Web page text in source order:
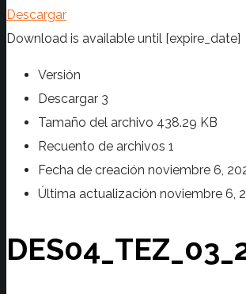
Descargar
Download is available until [expire_date]
Versión
Descargar 3
Tamaño del archivo 438.29 KB
Recuento de archivos 1
Fecha de creación noviembre 6,
Última actualización noviembre 6,